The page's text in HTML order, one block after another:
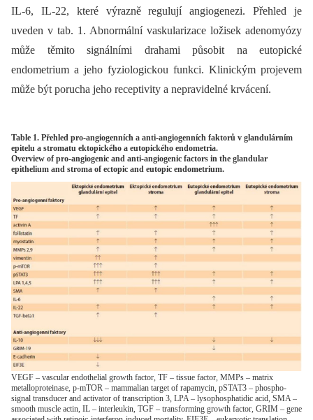
IL-6, IL-22, které výrazně regulují angiogenezi. Přehled je
uveden v tab. 1. Abnormální vaskularizace ložisek adenomyózy
může těmito signálními drahami působit na eutopické
endometrium a jeho fyziologickou funkci. Klinickým projevem
může být porucha jeho receptivity a nepravidelné krvácení.
Table 1. Přehled pro-angiogenních a anti-angiogenních faktorů v glandulárním
epitelu a stromatu ektopického a eutopického endometria.
Overview of pro-angiogenic and anti-angiogenic factors in the glandular
epithelium and stroma of ectopic and eutopic endometrium.
VEGF – vascular endothelial growth factor, TF – tissue factor, MMPs – matrix
metalloproteinase, p-mTOR – mammalian target of rapamycin, pSTAT3 – phospho-
signal transducer and activator of transcription 3, LPA – lysophosphatidic acid, SMA –
smooth muscle actin, IL – interleukin, TGF – transforming growth factor, GRIM – gene